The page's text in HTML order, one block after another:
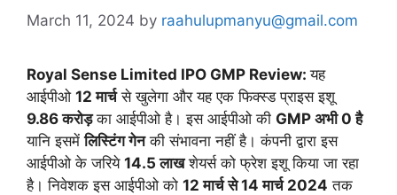
March 11, 2024 by raahulupmanyu@gmail.com
Royal Sense Limited IPO GMP Review:यह
आईपीओ 12 मार्चसे खुलेगा और यह एक फिक्स्ड प्राइस इशू
9.86 करोड़का आईपीओ है। इस आईपीओ की GMP अभी 0 है
यानि इसमेंलिस्टिंग गेनकी संभावना नहीं है। कंपनी द्वारा इस
आईपीओ के जरिये 14.5 लाखशेयर्स को फ्रेश इशू किया जा रहा
है। निवेशक इस आईपीओ को 12 मार्च से 14 मार्च 2024 तक